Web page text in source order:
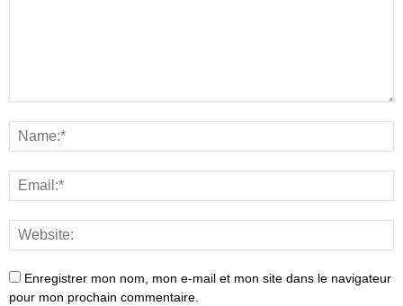
Enregistrer mon nom, mon e-mail et mon site dans le navigateur
pour mon prochain commentaire.